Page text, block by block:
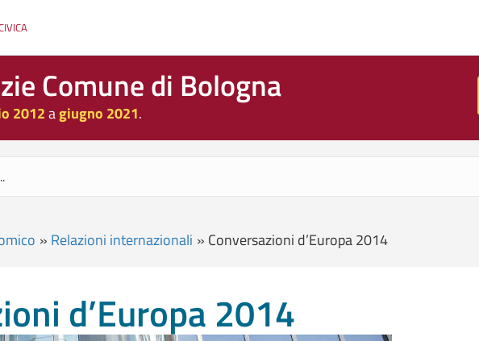
Comune di Bologna
2012agiugno 2021.
» Relazioni internazionali » Conversazioni d’Europa 2014
d’Europa 2014